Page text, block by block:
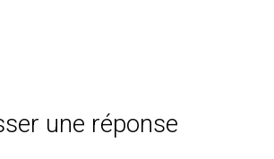
une réponse